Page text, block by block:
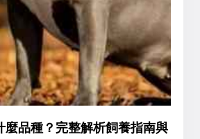
麼品種？完整解析飼養指南與